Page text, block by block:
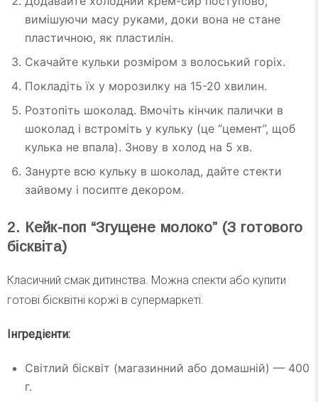
вимішуючи масу руками, доки вона не стане
пластичною, як пластилін.
Скачайте кульки розміром з волоський горіх.
Покладіть їх у морозилку на 15-20 хвилин.
Розтопіть шоколад. Вмочіть кінчик палички в
шоколад і встроміть у кульку (це “цемент”, щоб
кулька не впала). Знову в холод на 5 хв.
Занурте всю кульку в шоколад, дайте стекти
зайвому і посипте декором.
2. Кейк-поп “Згущене молоко” (З готового
бісквіта)
Класичний смак дитинства. Можна спекти або купити
готові бісквітні коржі в супермаркеті.
Інгредієнти:
Світлий бісквіт (магазинний або домашній) — 400
г.